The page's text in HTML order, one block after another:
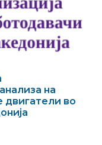
на
двигатели во